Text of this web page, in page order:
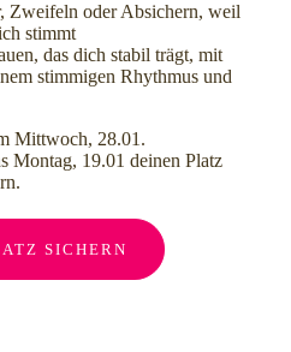
Zweifeln oder Absichern, weil
stimmt
das dich stabil trägt, mit
stimmigen Rhythmus und
Mittwoch, 28.01.
Montag, 19.01 deinen Platz
SICHERN